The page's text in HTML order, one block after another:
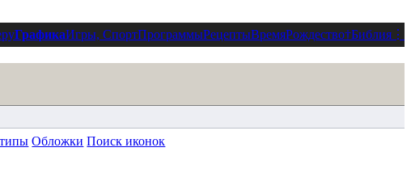
ГрафикаИгры, СпортПрограммыРецептыВремяРождество†Библия ⋮
Обложки Поиск иконок